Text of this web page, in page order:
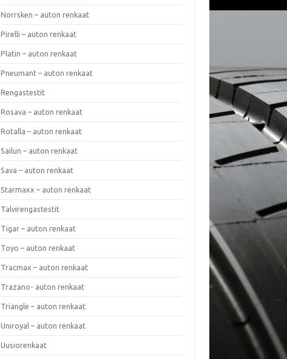
Norrsken – auton renkaat
Pirelli – auton renkaat
Platin – auton renkaat
Pneumant – auton renkaat
Rengastestit
Rosava – auton renkaat
Rotalla – auton renkaat
Sailun – auton renkaat
Sava – auton renkaat
Starmaxx – auton renkaat
Talvirengastestit
Tigar – auton renkaat
Toyo – auton renkaat
Tracmax – auton renkaat
Trazano- auton renkaat
Triangle – auton renkaat
Uniroyal – auton renkaat
Uusiorenkaat